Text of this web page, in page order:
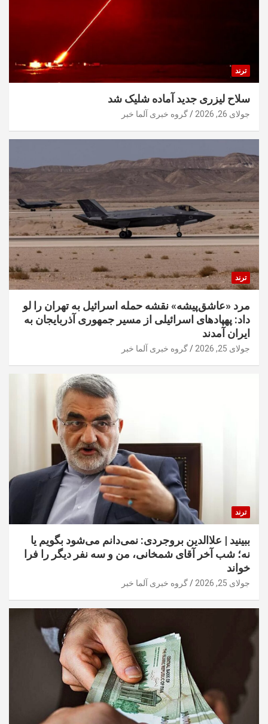
ترند
سلاح لیزری جدید آماده شلیک شد
جولای 26, 2026 گروه خبری آلما خبر
ترند
مرد «عاشق‌پیشه» نقشه حمله اسرائیل به تهران را لو
داد: پهپادهای اسرائیلی از مسیر جمهوری آذربایجان به
ایران آمدند
جولای 25, 2026 گروه خبری آلما خبر
ترند
ببینید | علاالدین بروجردی: نمی‌دانم می‌شود بگویم یا
نه؛ شب آخر آقای شمخانی، من و سه نفر دیگر را فرا
خواند
جولای 25, 2026 گروه خبری آلما خبر